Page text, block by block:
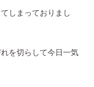
しまっておりまし
を切らして今日一気